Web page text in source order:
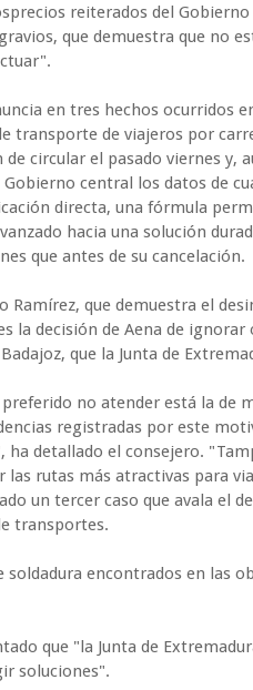
reiterados del Gobierno
que demuestra que no
en tres hechos ocurridos
transporte de viajeros por
circular el pasado viernes y,
central los datos de
directa, una fórmula
hacia una solución
que antes de su cancelación.
Ramírez, que demuestra el
la decisión de Aena de
que la Junta de
no atender está la de
registradas por este
ha detallado el consejero.
rutas más atractivas para
un tercer caso que avala el
transportes.
soldadura encontrados en las
que "la Junta de
soluciones".